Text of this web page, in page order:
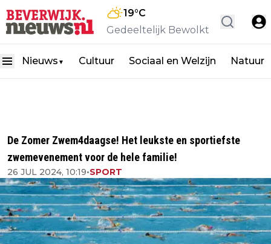
19°C
Gedeeltelijk Bewolkt
Nieuws ▼ Cultuur Sociaal en Welzijn Natuur
De Zomer Zwem4daagse! Het leukste en sportiefste
zwemevenement voor de hele familie!
26 JUL 2024, 10:19•SPORT